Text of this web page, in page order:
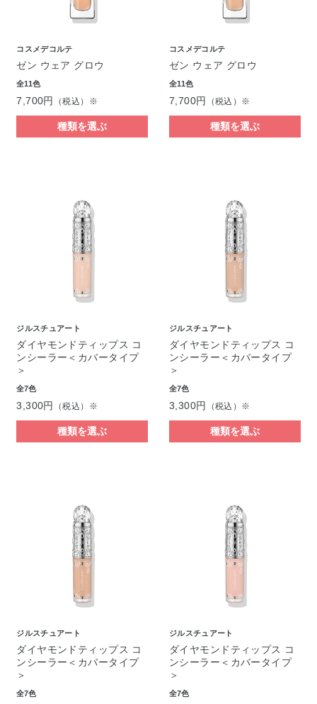
コスメデコルテ
ゼン ウェア グロウ
全11色
7,700円 （税込）※
種類を選ぶ
コスメデコルテ
ゼン ウェア グロウ
全11色
7,700円 （税込）※
種類を選ぶ
ジルスチュアート
ダイヤモンドティップス コ
ンシーラー＜カバータイプ
＞
全7色
3,300円 （税込）※
種類を選ぶ
ジルスチュアート
ダイヤモンドティップス コ
ンシーラー＜カバータイプ
＞
全7色
3,300円 （税込）※
種類を選ぶ
ジルスチュアート
ダイヤモンドティップス コ
ンシーラー＜カバータイプ
＞
全7色
ジルスチュアート
ダイヤモンドティップス コ
ンシーラー＜カバータイプ
＞
全7色